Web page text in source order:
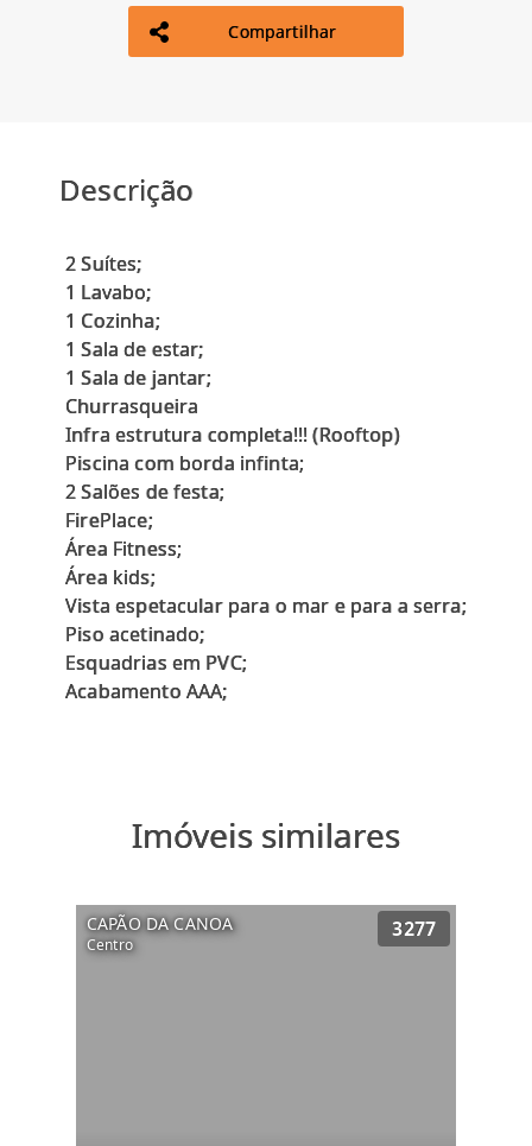
Compartilhar
Descrição
2 Suítes;
1 Lavabo;
1 Cozinha;
1 Sala de estar;
1 Sala de jantar;
Churrasqueira
Infra estrutura completa!!! (Rooftop)
Piscina com borda infinta;
2 Salões de festa;
FirePlace;
Área Fitness;
Área kids;
Vista espetacular para o mar e para a serra;
Piso acetinado;
Esquadrias em PVC;
Imóveis similares
CAPÃO DA CANOA
Centro
3277